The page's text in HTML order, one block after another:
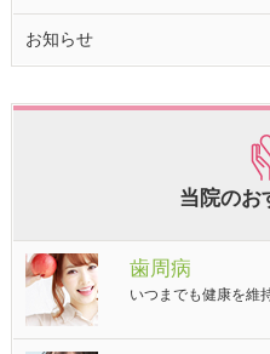
お知らせ
当院のお
歯周病
いつまでも健康を維